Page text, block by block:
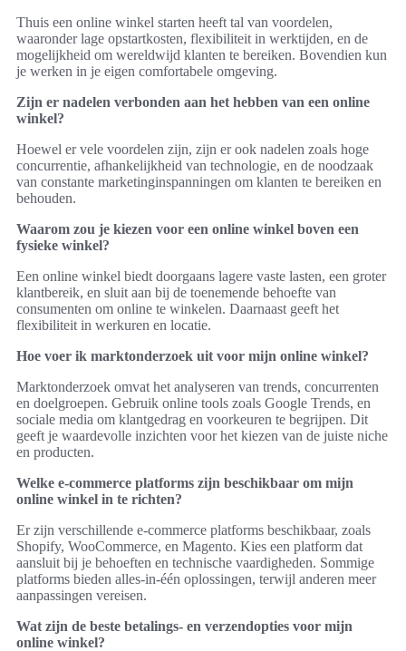
Thuis een online winkel starten heeft tal van voordelen,
waaronder lage opstartkosten, flexibiliteit in werktijden, en de
mogelijkheid om wereldwijd klanten te bereiken. Bovendien kun
je werken in je eigen comfortabele omgeving.
Zijn er nadelen verbonden aan het hebben van een online
winkel?
Hoewel er vele voordelen zijn, zijn er ook nadelen zoals hoge
concurrentie, afhankelijkheid van technologie, en de noodzaak
van constante marketinginspanningen om klanten te bereiken en
behouden.
Waarom zou je kiezen voor een online winkel boven een
fysieke winkel?
Een online winkel biedt doorgaans lagere vaste lasten, een groter
klantbereik, en sluit aan bij de toenemende behoefte van
consumenten om online te winkelen. Daarnaast geeft het
flexibiliteit in werkuren en locatie.
Hoe voer ik marktonderzoek uit voor mijn online winkel?
Marktonderzoek omvat het analyseren van trends, concurrenten
en doelgroepen. Gebruik online tools zoals Google Trends, en
sociale media om klantgedrag en voorkeuren te begrijpen. Dit
geeft je waardevolle inzichten voor het kiezen van de juiste niche
en producten.
Welke e-commerce platforms zijn beschikbaar om mijn
online winkel in te richten?
Er zijn verschillende e-commerce platforms beschikbaar, zoals
Shopify, WooCommerce, en Magento. Kies een platform dat
aansluit bij je behoeften en technische vaardigheden. Sommige
platforms bieden alles-in-één oplossingen, terwijl anderen meer
aanpassingen vereisen.
Wat zijn de beste betalings- en verzendopties voor mijn
online winkel?